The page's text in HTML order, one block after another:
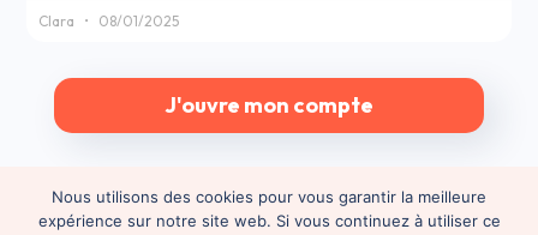
Clara 08/01/2025
J'ouvre mon compte
Nous utilisons des cookies pour vous garantir la meilleure
expérience sur notre site web. Si vous continuez à utiliser ce